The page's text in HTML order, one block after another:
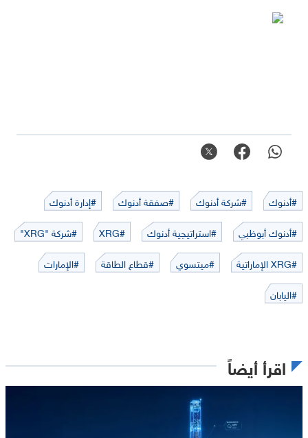
#أدنوك #شركة أدنوك #صفقة أدنوك
#إدارة أدنوك
#أدنوك أبوظبي
#استراتيجية أدنوك #XRG
#شركة "XRG"
#XRG الإماراتية
#ميتسوي #قطاع الطاقة
#الإمارات
#اليابان
اقرأ أيضاً